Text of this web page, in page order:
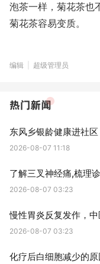
泡茶一样，菊花茶也
菊花茶容易变质。
编辑 超级管理员
东风乡银龄健康进社
2026-08-07 11:18
了解三叉神经痛,梳理
2026-08-07 03:23
慢性胃炎反复发作，
2026-08-07 03:23
化疗后白细胞减少的